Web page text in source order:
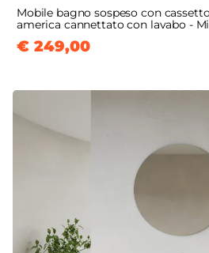
Mobile bagno sospeso con
america cannettato con lavabo -
€ 249,00